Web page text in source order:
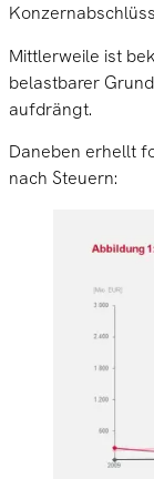
Mittlerweile ist
belastbarer
aufdrängt.
Daneben erhellt
nach Steuern: